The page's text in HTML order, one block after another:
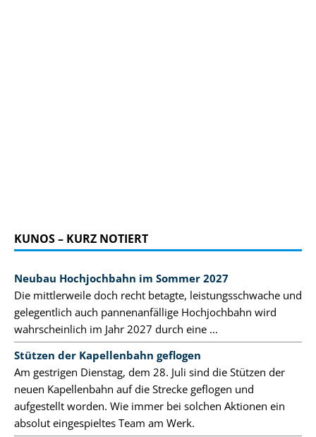
KUNOS – KURZ NOTIERT
Neubau Hochjochbahn im Sommer 2027
Die mittlerweile doch recht betagte, leistungsschwache und
gelegentlich auch pannenanfällige Hochjochbahn wird
wahrscheinlich im Jahr 2027 durch eine ...
Stützen der Kapellenbahn geflogen
Am gestrigen Dienstag, dem 28. Juli sind die Stützen der
neuen Kapellenbahn auf die Strecke geflogen und
aufgestellt worden. Wie immer bei solchen Aktionen ein
absolut eingespieltes Team am Werk.